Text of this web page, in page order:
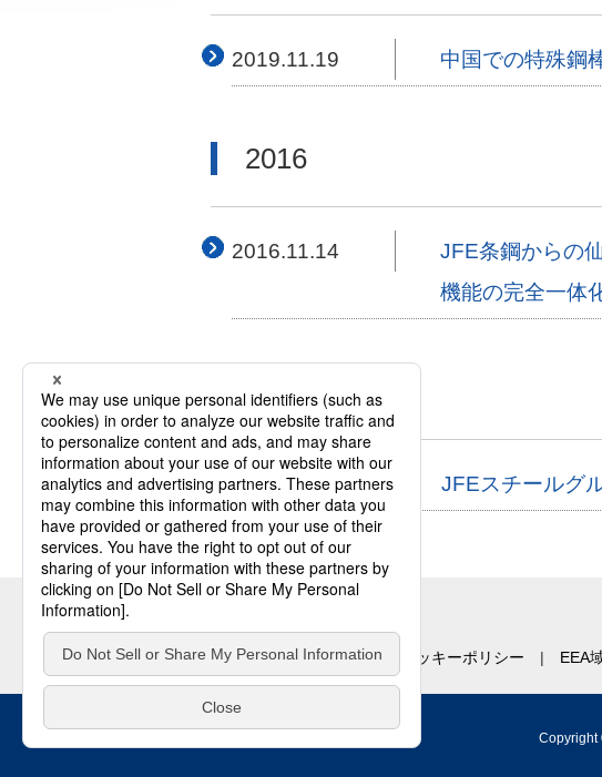
2019.11.19 中国での特殊鋼
2016
2016.11.14
JFE条鋼からの
機能の完全一体
2014
2014.01.31 JFEスチールグ
個人情報の取扱いについて クッキーポリシー EEA
Copyright